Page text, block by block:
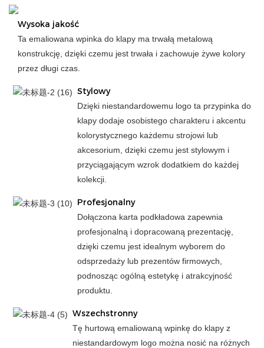
Wysoka jakość
Ta emaliowana wpinka do klapy ma trwałą metalową
konstrukcję, dzięki czemu jest trwała i zachowuje żywe kolory
przez długi czas.
Stylowy
Dzięki niestandardowemu logo ta przypinka do
klapy dodaje osobistego charakteru i akcentu
kolorystycznego każdemu strojowi lub
akcesorium, dzięki czemu jest stylowym i
przyciągającym wzrok dodatkiem do każdej
kolekcji.
Profesjonalny
Dołączona karta podkładowa zapewnia
profesjonalną i dopracowaną prezentację,
dzięki czemu jest idealnym wyborem do
odsprzedaży lub prezentów firmowych,
podnosząc ogólną estetykę i atrakcyjność
produktu.
Wszechstronny
Tę hurtową emaliowaną wpinkę do klapy z
niestandardowym logo można nosić na różnych